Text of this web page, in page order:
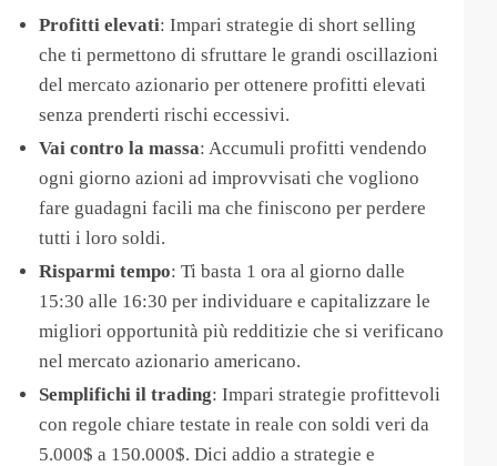
Profitti elevati: Impari strategie di short selling
che ti permettono di sfruttare le grandi oscillazioni
del mercato azionario per ottenere profitti elevati
senza prenderti rischi eccessivi.
Vai contro la massa: Accumuli profitti vendendo
ogni giorno azioni ad improvvisati che vogliono
fare guadagni facili ma che finiscono per perdere
tutti i loro soldi.
Risparmi tempo: Ti basta 1 ora al giorno dalle
15:30 alle 16:30 per individuare e capitalizzare le
migliori opportunità più redditizie che si verificano
nel mercato azionario americano.
Semplifichi il trading: Impari strategie profittevoli
con regole chiare testate in reale con soldi veri da
5.000$ a 150.000$. Dici addio a strategie e